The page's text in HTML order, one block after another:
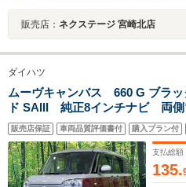
販売店： ネクステージ 宮崎北店
ダイハツ
ムーヴキャンバス 660 G ブラッ
ド SAIII 純正8インチナビ 両
周囲カメラ 衝突被害軽減シ
ラレコ LEDヘッド オートラ
Bluetooth スマートキー
販売店保証 車両品質評価書付 購入プラン付
支払総額
135.